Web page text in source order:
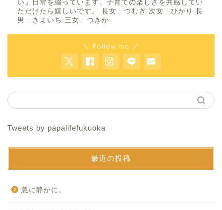
い』日常を綴っています。子育ての楽しさを共感してい
ただけたら嬉しいです。 長女 : つむぎ 次女 : ひかり 長
男 : きよいち 三女 : つきか
＼ Follow me ／
Tweets by papalifefukuoka
最近の投稿
急に静かに。